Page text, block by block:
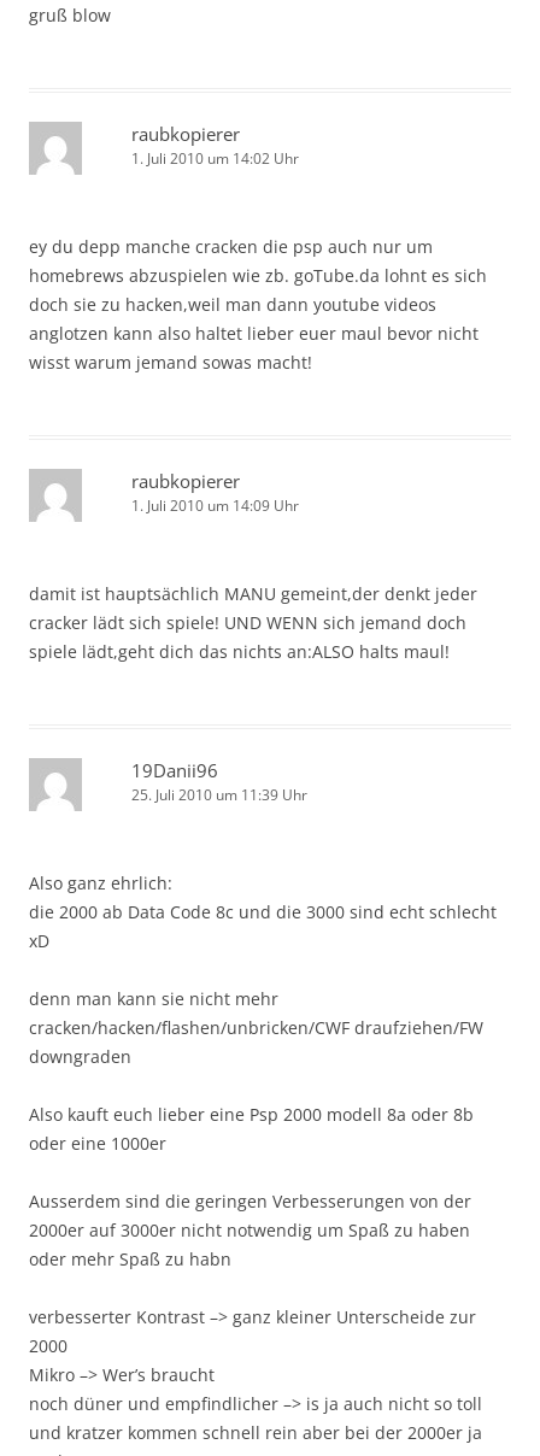
gruß blow
raubkopierer
1. Juli 2010 um 14:02 Uhr
ey du depp manche cracken die psp auch nur um
homebrews abzuspielen wie zb. goTube.da lohnt es sich
doch sie zu hacken,weil man dann youtube videos
anglotzen kann also haltet lieber euer maul bevor nicht
wisst warum jemand sowas macht!
raubkopierer
1. Juli 2010 um 14:09 Uhr
damit ist hauptsächlich MANU gemeint,der denkt jeder
cracker lädt sich spiele! UND WENN sich jemand doch
spiele lädt,geht dich das nichts an:ALSO halts maul!
19Danii96
25. Juli 2010 um 11:39 Uhr
Also ganz ehrlich:
die 2000 ab Data Code 8c und die 3000 sind echt schlecht
xD
denn man kann sie nicht mehr
cracken/hacken/flashen/unbricken/CWF draufziehen/FW
downgraden
Also kauft euch lieber eine Psp 2000 modell 8a oder 8b
oder eine 1000er
Ausserdem sind die geringen Verbesserungen von der
2000er auf 3000er nicht notwendig um Spaß zu haben
oder mehr Spaß zu habn
verbesserter Kontrast –> ganz kleiner Unterscheide zur
2000
Mikro –> Wer’s braucht
noch düner und empfindlicher –> is ja auch nicht so toll
und kratzer kommen schnell rein aber bei der 2000er ja